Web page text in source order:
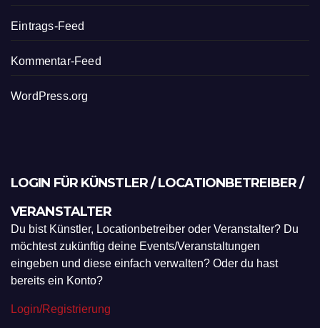
Eintrags-Feed
Kommentar-Feed
WordPress.org
LOGIN FÜR KÜNSTLER / LOCATIONBETREIBER /
VERANSTALTER
Du bist Künstler, Locationbetreiber oder Veranstalter? Du
möchtest zukünftig deine Events/Veranstaltungen
eingeben und diese einfach verwalten? Oder du hast
bereits ein Konto?
Login/Registrierung